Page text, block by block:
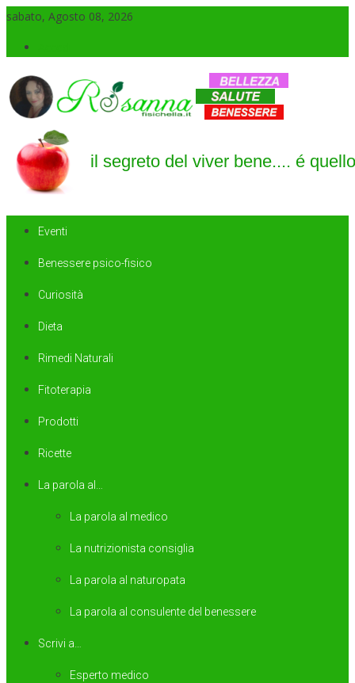
sabato, Agosto 08, 2026
Il blog di Rosanna
il segreto del viver bene…. é quello di saper sorridere sempre
Eventi
Benessere psico-fisico
Curiosità
Dieta
Rimedi Naturali
Fitoterapia
Prodotti
Ricette
La parola al…
La parola al medico
La nutrizionista consiglia
La parola al naturopata
La parola al consulente del benessere
Scrivi a…
Esperto medico